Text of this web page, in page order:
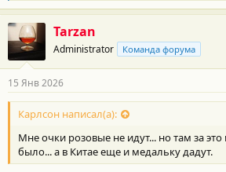
г
о
д
а
р
о
с
т
:
Tarzan
Administrator Команда форума
15 Янв 2026
Карлсон написал(а):
Мне очки розовые не идут... но там за
было... а в Китае еще и медальку дадут.